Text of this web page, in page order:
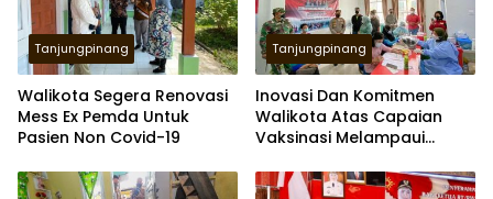
Tanjungpinang
Walikota Segera Renovasi
Mess Ex Pemda Untuk
Pasien Non Covid-19
Tanjungpinang
Inovasi Dan Komitmen
Walikota Atas Capaian
Vaksinasi Melampaui